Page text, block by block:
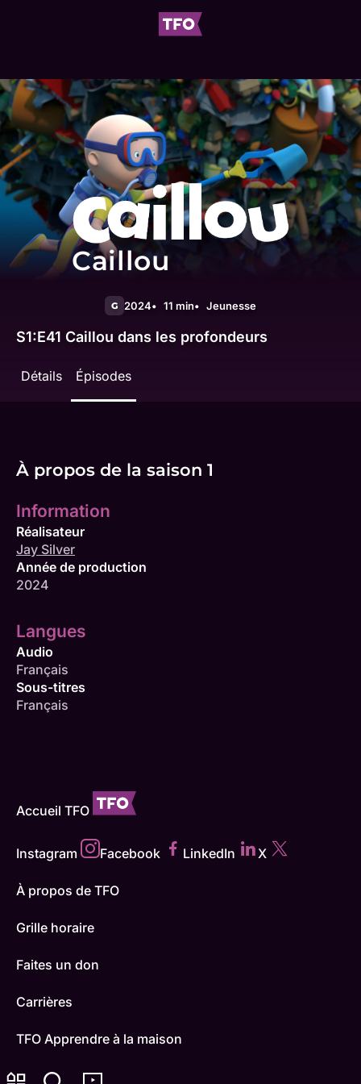
Caillou
G 2024 11 min Jeunesse
S1:E41 Caillou dans les profondeurs
Détails Épisodes
À propos de la saison 1
Information
Réalisateur
Jay Silver
Année de production
2024
Langues
Audio
Français
Sous-titres
Français
Accueil TFO
Instagram Facebook LinkedIn X
À propos de TFO
Grille horaire
Faites un don
Carrières
TFO Apprendre à la maison
Comment nous capter